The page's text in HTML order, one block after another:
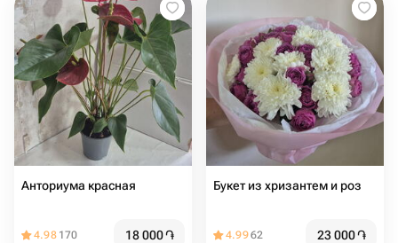
Анториума красная
4.98 170 18 000֏
Букет из хризантем и роз
4.9962 23 000֏